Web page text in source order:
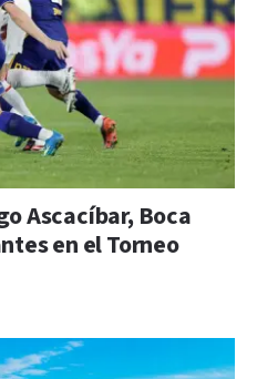
Ascacíbar, Boca
en el Torneo